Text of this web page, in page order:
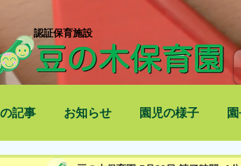
​認証保育施設
記事 お知らせ 園児の様子